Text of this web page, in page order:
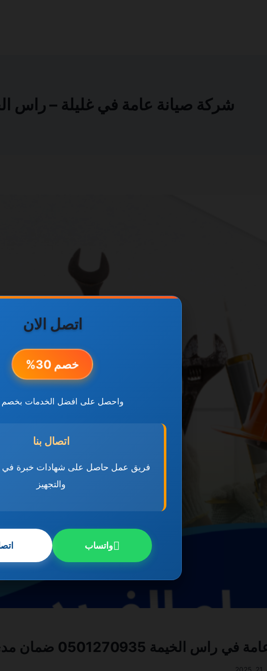
شركة صيانة عامة في غليلة – راس الخيمة
0501270935 ضمان مدى الحياة
اتصل الان
خصم 30%
واحصل على افضل الخدمات بخصم 30%
اتصال بنا
فريق عمل حاصل على شهادات خبرة في
والتجهيز
واتساب